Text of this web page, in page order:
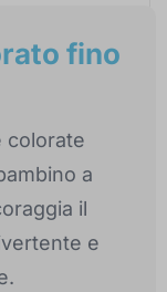
fino
colorate
a
il
e